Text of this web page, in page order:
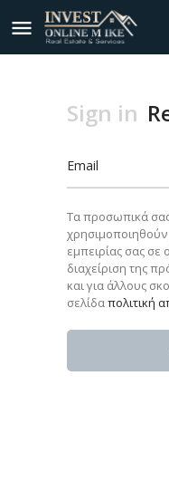
Sign in
Email
Τα προσωπικά
χρησιμοποιηθούν
εμπειρίας σας σε
διαχείριση της
και για άλλους
σελίδα πολιτική